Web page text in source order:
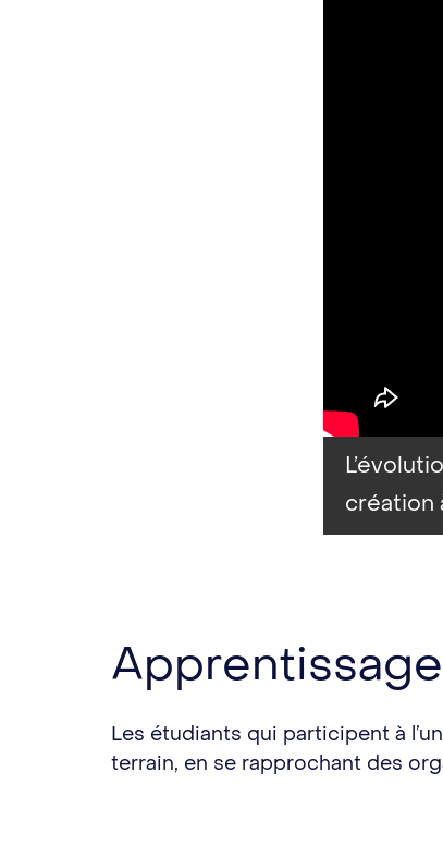
création
Apprentissage
Les étudiants qui participent à
terrain, en se rapprochant des